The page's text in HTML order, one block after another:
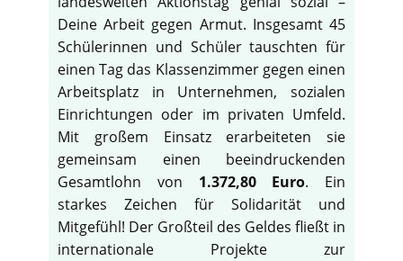
Deine Arbeit gegen Armut. Insgesamt 45
Schülerinnen und Schüler tauschten für
einen Tag das Klassenzimmer gegen einen
Arbeitsplatz in Unternehmen, sozialen
Einrichtungen oder im privaten Umfeld.
Mit großem Einsatz erarbeiteten sie
gemeinsam einen beeindruckenden
Gesamtlohn von 1.372,80 Euro. Ein
starkes Zeichen für Solidarität und
Mitgefühl! Der Großteil des Geldes fließt in
internationale Projekte zur